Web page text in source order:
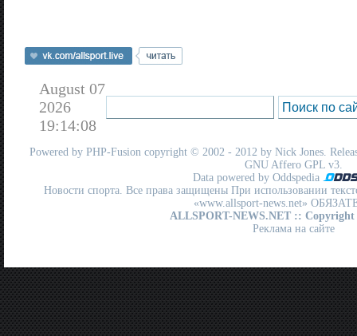
August 07
2026
19:14:08
Powered by PHP-Fusion copyright © 2002 - 2012 by Nick Jones.
GNU Affero GPL v3.
Data powered by Oddspedia
Новости спорта. Все права защищены При использовании
«www.allsport-news.net»
ALLSPORT-NEWS.NET :: Copyright
Реклама на сайте